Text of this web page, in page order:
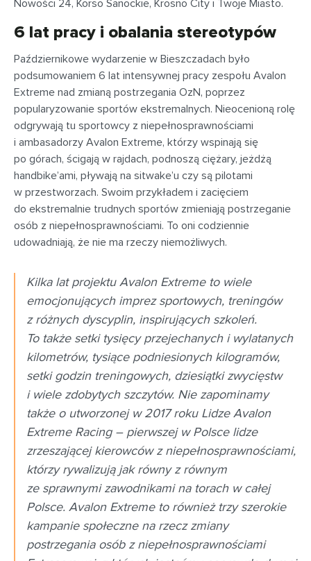
Nowości 24, Korso Sanockie, Krosno City i Twoje Miasto.
6 lat pracy i obalania stereotypów
Październikowe wydarzenie w Bieszczadach było
podsumowaniem 6 lat intensywnej pracy zespołu Avalon
Extreme nad zmianą postrzegania OzN, poprzez
popularyzowanie sportów ekstremalnych. Nieocenioną rolę
odgrywają tu sportowcy z niepełnosprawnościami
i ambasadorzy Avalon Extreme, którzy wspinają się
po górach, ścigają w rajdach, podnoszą ciężary, jeżdżą
handbike’ami, pływają na sitwake’u czy są pilotami
w przestworzach. Swoim przykładem i zacięciem
do ekstremalnie trudnych sportów zmieniają postrzeganie
osób z niepełnosprawnościami. To oni codziennie
udowadniają, że nie ma rzeczy niemożliwych.
Kilka lat projektu Avalon Extreme to wiele
emocjonujących imprez sportowych, treningów
z różnych dyscyplin, inspirujących szkoleń.
To także setki tysięcy przejechanych i wylatanych
kilometrów, tysiące podniesionych kilogramów,
setki godzin treningowych, dziesiątki zwycięstw
i wiele zdobytych szczytów. Nie zapominamy
także o utworzonej w 2017 roku Lidze Avalon
Extreme Racing – pierwszej w Polsce lidze
zrzeszającej kierowców z niepełnosprawnościami,
którzy rywalizują jak równy z równym
ze sprawnymi zawodnikami na torach w całej
Polsce. Avalon Extreme to również trzy szerokie
kampanie społeczne na rzecz zmiany
postrzegania osób z niepełnosprawnościami